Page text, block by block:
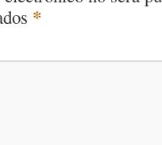
*